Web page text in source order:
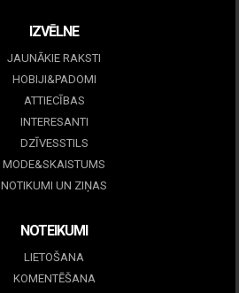
IZVĒLNE
JAUNĀKIE RAKSTI
HOBIJI&PADOMI
ATTIECĪBAS
INTERESANTI
DZĪVESSTILS
MODE&SKAISTUMS
NOTIKUMI UN ZIŅAS
NOTEIKUMI
LIETOŠANA
KOMENTĒŠANA